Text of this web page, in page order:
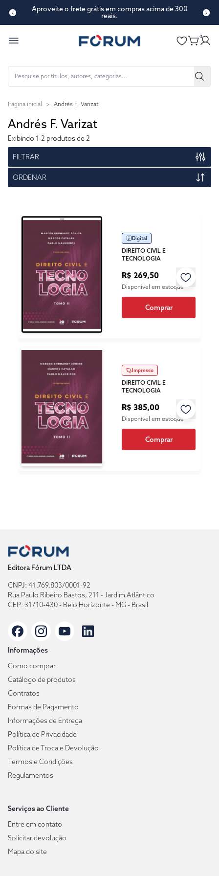
Aproveite o frete grátis em compras acima de 300
reais.
0
Página inicial > Andrés F. Varizat
Andrés F. Varizat
Exibindo 1-2 produtos de 2
FILTRAR
ORDENAR
Digital
DIREITO CIVIL E
TECNOLOGIA
R$ 269,50
Disponível em estoque
Comprar
Impresso
DIREITO CIVIL E
TECNOLOGIA
R$ 385,00
Disponível em estoque
Comprar
Editora Fórum LTDA
CNPJ: 41.769.803/0001-92
Rua Paulo Ribeiro Bastos, 211 - Jardim Atlântico
CEP: 31710-430 - Belo Horizonte - MG - Brasil
Informações
Como comprar
Catálogo de produtos
Contratos
Formas de Pagamento
Informações de Entrega
Política de Privacidade
Política de Troca e Devolução
Termos e Condições
Regulamentos
Serviços ao Cliente
Entre em contato
Solicitar devolução
Mapa do site